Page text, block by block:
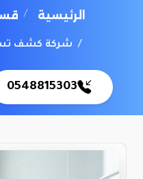
الرئيسية
شركة كشف
0548815303